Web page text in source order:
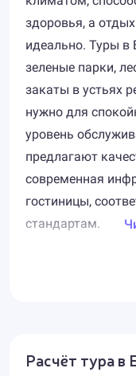
здоровья, а
идеально. Туры в
зеленые парки,
закаты в устьях
нужно для
уровень
предлагают
современная
гостиницы,
стандартам.
оздоровительном
Расчёт тура в